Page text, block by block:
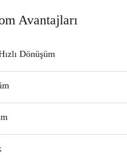
Avantajları
Dönüşüm